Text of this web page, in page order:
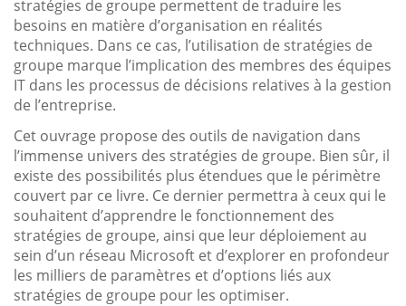
stratégies de groupe permettent de traduire les
besoins en matière d’organisation en réalités
techniques. Dans ce cas, l’utilisation de stratégies de
groupe marque l’implication des membres des équipes
IT dans les processus de décisions relatives à la gestion
de l’entreprise.
Cet ouvrage propose des outils de navigation dans
l’immense univers des stratégies de groupe. Bien sûr, il
existe des possibilités plus étendues que le périmètre
couvert par ce livre. Ce dernier permettra à ceux qui le
souhaitent d’apprendre le fonctionnement des
stratégies de groupe, ainsi que leur déploiement au
sein d’un réseau Microsoft et d’explorer en profondeur
les milliers de paramètres et d’options liés aux
stratégies de groupe pour les optimiser.